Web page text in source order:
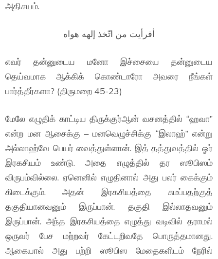
அதிசயம்.
أفرأيت من اتّخذ إلهه هواه
எவர் தன்னுடைய மனோ இச்சையை தன்னுடைய
தெய்வமாக ஆக்கிக் கொண்டாரோ அவரை நீங்கள்
பார்த்தீர்களா? (திருமறை 45-23)
மேலே எழுதிக் காட்டிய திருக்குர்ஆன் வசனத்தில் “ஹவா”
என்ற மன ஆசைக்கு – மனவெழுச்சிக்கு “இலாஹ்” என்று
அல்லாஹ்வே பெயர் வைத்துள்ளான். இத் தத்துவத்தில் ஓர்
இரகசியம் உண்டு. அதை எழுத்தில் தர ஸூபிஸம்
விருபம்வில்லை. ஏனெனில் எழுதினால் அது பலர் கைக்கும்
கிடைக்கும். அதன் இரகசியத்தை சுமப்பதற்குத்
தகுதியானவனும் இருப்பான். தகுதி இல்லாதவனும்
இருப்பான். அந்த இரகசியத்தை எழுத்து வடிவில் தராமல்
ஒருவர் பேச மற்றவர் கேட்டறிவதே பொருத்தமானது.
ஆகையால் அது பற்றி ஸூபிஸ மேதைகளிடம் நேரில்